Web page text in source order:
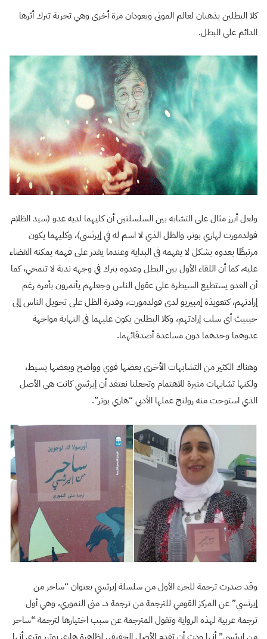
كلا البطلين يذهبان لعالم الموتى ويعودان مرة أخرى وهي تجربة تترك أثرها
الدائم على البطل.
ولعل أبرز مثال على التشابه بين السلسلتين أن كليهما لديه عدو (سيد الظلام
فولدمورت لهاري بوتر، والظل الذي لا اسم له في إيرثسي)، وكليهما يكون
مرتبطًا بعدوه بشكل لا يفهمه في البداية وعندما يقدر على فهمه يمكنه القضاء
عليه، كما أن اللقاء الأول بين البطل وعدوه يترك في وجهه ندبة لا تنمحي، كما
أن العدو يستطيع السيطرة على عقول الناس وجعلهم يأتمرون بأمره رغم
إرادتهم، كتعويذة إمبيريو لدى فولدمورت، وقدرة الظل على تحويل الناس إلى
جيبيث أي سلب إرادتهم، وكلا البطلين يكون عليهما في النهاية مواجهة
عدوهما وحدهما دون مساعدة أصدقائهما.
وهناك الكثير من التشابهات الأخرى بعضها قوي وواضح وبعضها بسيط،
ولكنها تشابهات مثيرة للاهتمام وتجعلنا نعتقد أن إيرثسي كانت هي الأصل
الذي استوحت منه رولنج عملها الأدبي “هاري بوتر”.
وقد صدرت ترجمة للجزء الأول من سلسلة إيرثسي بعنوان “ساحر من
إيرثسي” عن المركز القومي للترجمة من ترجمة د. منى النموري، وهي أول
ترجمة عربية لهذه الرواية وتقول المترجمة عن سبب اختيارها لترجمة “ساحر
من إيرثسي” أنها ودت أن تقدم الأصل الحقيقي لظاهرة هاري بوتر، وترى أنها